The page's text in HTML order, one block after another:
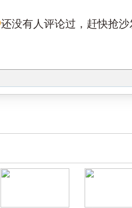
还没有人评论过，赶快抢沙